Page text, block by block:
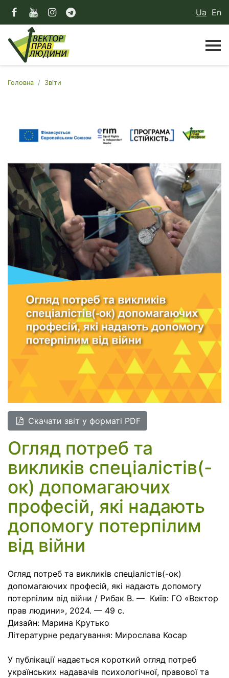
Ua En
Головна Звіти
Cкачати звіт у форматі PDF
Огляд потреб та
викликів спеціалістів(-
ок) допомагаючих
професій, які надають
допомогу потерпілим
від війни
Огляд потреб та викликів спеціалістів(-ок)
допомагаючих професій, які надають допомогу
потерпілим від війни / Рибак В. — Київ: ГО «Вектор
прав людини», 2024. — 49 с.
Дизайн: Марина Крутько
Літературне редагування: Мирослава Косар
У публікації надається короткий огляд потреб
українських надавачів психологічної, правової та